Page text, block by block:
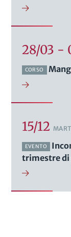
28/03 -
CORSO
15/12
EVENTO
trimestre di